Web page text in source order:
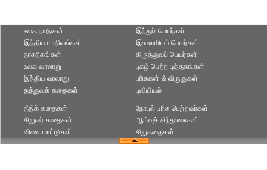
உலக நாடுகள்
இந்திய மாநிலங்கள்
நாகரிகங்கள்
இந்துப் பெயர்கள்
இசுலாமியப் பெயர்கள்
கிருத்துவப் பெயர்கள்
உலக வரலாறு
இந்திய வரலாறு
தத்துவக் கதைகள்
புகழ் பெற்ற புத்தகங்கள்
பரிசுகள் & விருதுகள்
புவியியல்
நீதிக் கதைகள்
சிறுவர் கதைகள்
விளையாட்டுகள்
நோபல் பரிசு‎ பெற்றவர்‎கள்
ஆய்வுச் சிந்தனைகள்
சிறுகதைகள்